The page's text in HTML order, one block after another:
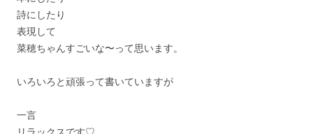
詩にしたり
表現して
菜穂ちゃんすごいな〜って思います。
いろいろと頑張って書いていますが
一言